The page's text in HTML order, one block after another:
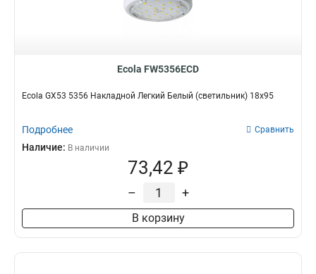
Ecola FW5356ECD
Ecola GX53 5356 Накладной Легкий Белый (светильник) 18x95
Подробнее Сравнить
Наличие: В наличии
73,42 ₽
– +
В корзину